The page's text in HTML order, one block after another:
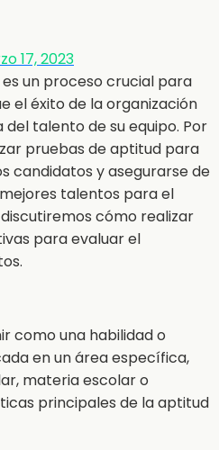
17, 2023
es un proceso crucial para
el éxito de la organización
talento de su equipo. Por
pruebas de aptitud para
candidatos y asegurarse de
talentos para el
cómo realizar
para evaluar el
como una habilidad o
en un área específica,
materia escolar o
principales de la aptitud